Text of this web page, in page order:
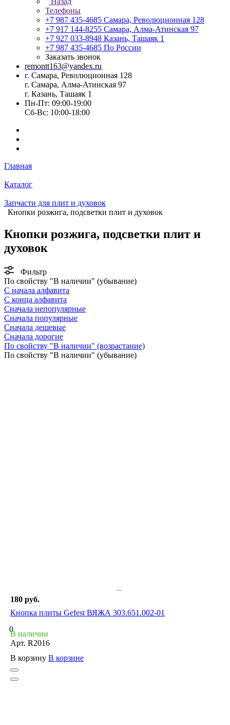
Телефоны
+7 987 435-4685 Самара, Революционная 128
+7 917 144-8255 Самара, Алма-Атинская 97
+7 927 033-8948 Казань, Ташаяк 1
+7 987 435-4685 По России
Заказать звонок
remontt163@yandex.ru
г. Самара, Революционная 128
г. Самара, Алма-Атинская 97
г. Казань, Ташаяк 1
Пн-Пт: 09:00-19:00
Сб-Вс: 10:00-18:00
Главная
Каталог
Запчасти для плит и духовок
Кнопки розжига, подсветки плит и духовок
Кнопки розжига, подсветки плит и
духовок
Фильтр
По свойству "В наличии" (убывание)
С начала алфавита
С конца алфавита
Сначала непопулярные
Сначала популярные
Сначала дешевые
Сначала дорогие
По свойству "В наличии" (возрастание)
По свойству "В наличии" (убывание)
180 руб.
Кнопка плиты Gefest ВЯЖА 303.651.002-01
0
В наличии
Арт. R2016
В корзину В корзине